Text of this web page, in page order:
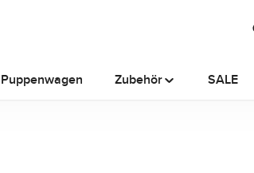
Puppenwagen Zubehör SALE